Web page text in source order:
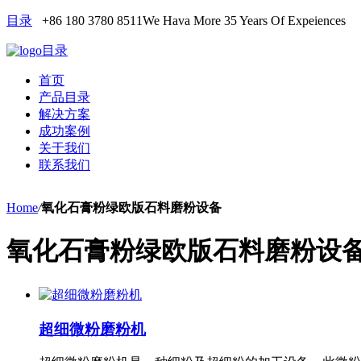
目录 +86 180 3780 8511We Hava More 35 Years Of Expeiences
目录
首页
产品目录
解决方案
成功案例
关于我们
联系我们
Home/氧化石膏粉绿欧版石料磨粉设备
氧化石膏粉绿欧版石料磨粉设
超细微粉磨粉机